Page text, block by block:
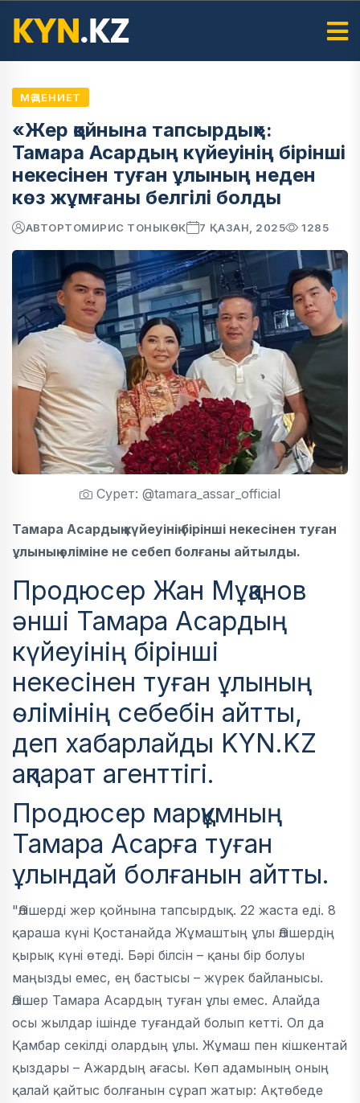
МӘДЕНИЕТ
«Жер қойнына тапсырдық»:
Тамара Асардың күйеуінің бірінші
некесінен туған ұлының неден
көз жұмғаны белгілі болды
АВТОРТОМИРИС ТОНЫКӨК 7 ҚАЗАН, 2025 1285
Сурет: @tamara_assar_official
Тамара Асардың күйеуінің бірінші некесінен туған
ұлының өліміне не себеп болғаны айтылды.
Продюсер Жан Мұқанов
әнші Тамара Асардың
күйеуінің бірінші
некесінен туған ұлының
өлімінің себебін айтты,
деп хабарлайды KYN.KZ
ақпарат агенттігі.
Продюсер марқұмның
Тамара Асарға туған
ұлындай болғанын айтты.
"Әлішерді жер қойнына тапсырдық. 22 жаста еді. 8
қараша күні Қостанайда Жұмаштың ұлы Әлішердің
қырық күні өтеді. Бәрі білсін – қаны бір болуы
маңызды емес, ең бастысы – жүрек байланысы.
Әлішер Тамара Асардың туған ұлы емес. Алайда
осы жылдар ішінде туғандай болып кетті. Ол да
Қамбар секілді олардың ұлы. Жұмаш пен кішкентай
қыздары – Ажардың ағасы. Көп адамының оның
қалай қайтыс болғанын сұрап жатыр: Ақтөбеде